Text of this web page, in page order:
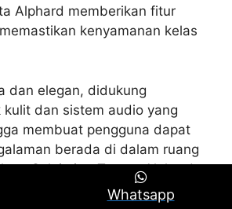
Alphard memberikan fitur
kenyamanan kelas
dan elegan, didukung
dan sistem audio yang
membuat pengguna dapat
berada di dalam ruang
Selain itu, Toyota Alphard
engine berteknologi mutakhir
Whatsapp